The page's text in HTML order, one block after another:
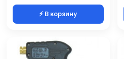
⚡ В корзину